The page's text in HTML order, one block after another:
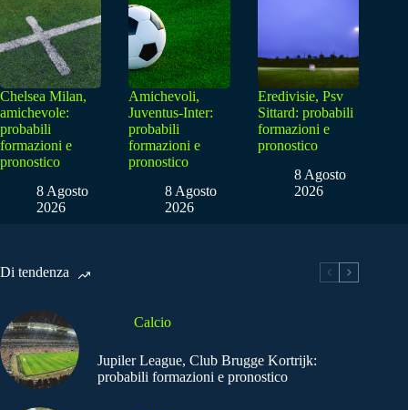
Chelsea Milan,
amichevole:
probabili
formazioni e
pronostico
8 Agosto
2026
Amichevoli,
Juventus-Inter:
probabili
formazioni e
pronostico
8 Agosto
2026
Eredivisie, Psv
Sittard: probabili
formazioni e
pronostico
8 Agosto
2026
Di tendenza
Calcio
Jupiler League, Club Brugge Kortrijk:
probabili formazioni e pronostico